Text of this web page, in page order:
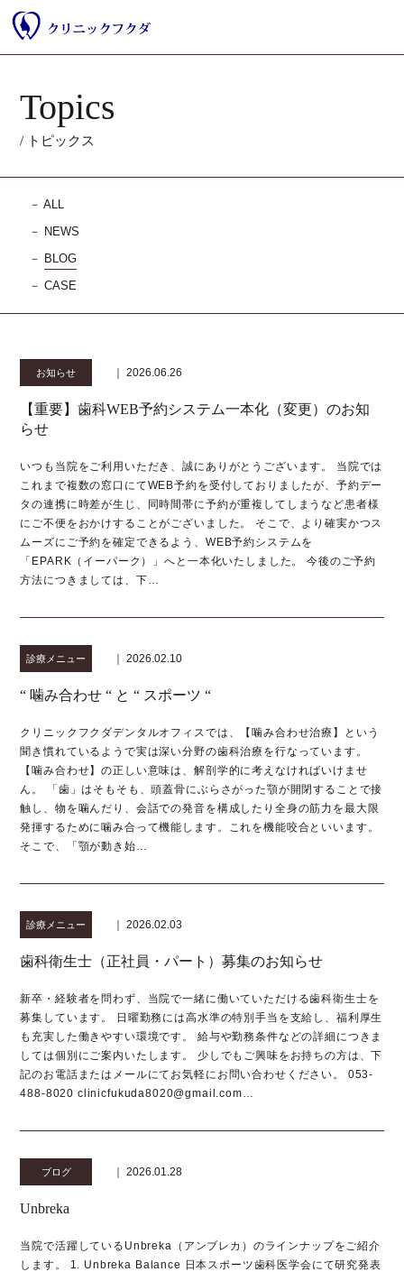
Topics
/ トピックス
－ALL
－ NEWS
－ BLOG
－CASE
お知らせ ｜ 2026.06.26
【重要】歯科WEB予約システム一本化（変更）のお知
らせ
いつも当院をご利用いただき、誠にありがとうございます。 当院では
これまで複数の窓口にてWEB予約を受付しておりましたが、予約デー
タの連携に時差が生じ、同時間帯に予約が重複してしまうなど患者様
にご不便をおかけすることがございました。 そこで、より確実かつス
ムーズにご予約を確定できるよう、WEB予約システムを
「EPARK（イーパーク）」へと一本化いたしました。 今後のご予約
方法につきましては、下…
診療メニュー ｜ 2026.02.10
“ 噛み合わせ “ と “ スポーツ “
クリニックフクダデンタルオフィスでは、【噛み合わせ治療】という
聞き慣れているようで実は深い分野の歯科治療を行なっています。
【噛み合わせ】の正しい意味は、解剖学的に考えなければいけませ
ん。 「歯」はそもそも、頭蓋骨にぶらさがった顎が開閉することで接
触し、物を噛んだり、会話での発音を構成したり全身の筋力を最大限
発揮するために噛み合って機能します。これを機能咬合といいます。
そこで、「顎が動き始…
診療メニュー ｜ 2026.02.03
歯科衛生士（正社員・パート）募集のお知らせ
新卒・経験者を問わず、当院で一緒に働いていただける歯科衛生士を
募集しています。 日曜勤務には高水準の特別手当を支給し、福利厚生
も充実した働きやすい環境です。 給与や勤務条件などの詳細につきま
しては個別にご案内いたします。 少しでもご興味をお持ちの方は、下
記のお電話またはメールにてお気軽にお問い合わせください。 053-
488-8020 clinicfukuda8020@gmail.com…
ブログ ｜ 2026.01.28
Unbreka
当院で活躍しているUnbreka（アンブレカ）のラインナップをご紹介
します。 1. Unbreka Balance 日本スポーツ歯科医学会にて研究発表